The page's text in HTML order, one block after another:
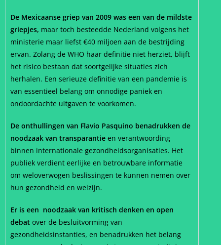
De Mexicaanse griep van 2009 was een van de mildste
griepjes, maar toch besteedde Nederland volgens het
ministerie maar liefst €40 miljoen aan de bestrijding
ervan. Zolang de WHO haar definitie niet herziet, blijft
het risico bestaan dat soortgelijke situaties zich
herhalen. Een serieuze definitie van een pandemie is
van essentieel belang om onnodige paniek en
ondoordachte uitgaven te voorkomen.
De onthullingen van Flavio Pasquino benadrukken de
noodzaak van transparantie en verantwoording
binnen internationale gezondheidsorganisaties. Het
publiek verdient eerlijke en betrouwbare informatie
om weloverwogen beslissingen te kunnen nemen over
hun gezondheid en welzijn.
Er is een noodzaak van kritisch denken en open
debat over de besluitvorming van
gezondheidsinstanties, en benadrukken het belang